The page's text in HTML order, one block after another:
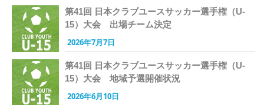
第41回 日本クラブユースサッカー選手権（U-
15）大会 出場チーム決定
2026年7月7日
第41回 日本クラブユースサッカー選手権（U-
15）大会 地域予選開催状況
2026年6月10日